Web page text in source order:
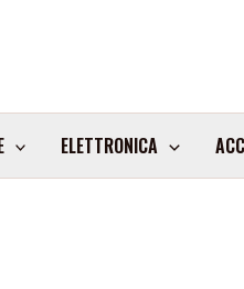
ELETTRONICA